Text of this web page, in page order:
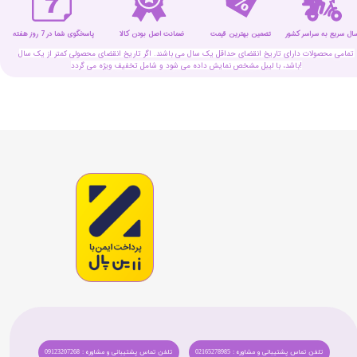
تمامی محصولات دارای تاریخ انقضای حداقل یک سال می باشند. اگر تاریخ انقضای محصولی کمتر از یک سال
باشد، با لیبل مشخص نمایش داده می شود و شامل تخفیف ویژه می گردد!
ضمانت اصل بودن کالا تضمین بهترین قیمت پاسخگوی شما در 7 روز هفته سریع به سراسر کشور
تلفن تماس پشتیبانی و مشاوره : 09123207268 تلفن تماس پشتیبانی و مشاوره : 02165278985